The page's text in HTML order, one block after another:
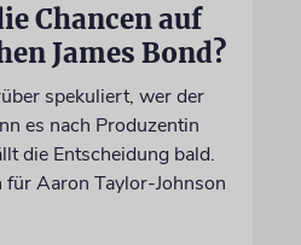
Chancen auf
James Bond?
spekuliert, wer der
es nach Produzentin
die Entscheidung bald.
für Aaron Taylor-Johnson